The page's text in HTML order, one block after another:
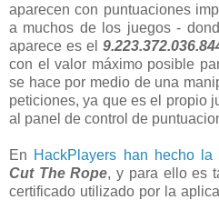
aparecen con puntuaciones
a muchos de los juegos -
aparece es el
con el valor máximo posible
se hace por medio de una
peticiones, ya que es el propio
al panel de control de
En HackPlayers han hecho la
Cut The Rope, y para ello es
certificado utilizado por la